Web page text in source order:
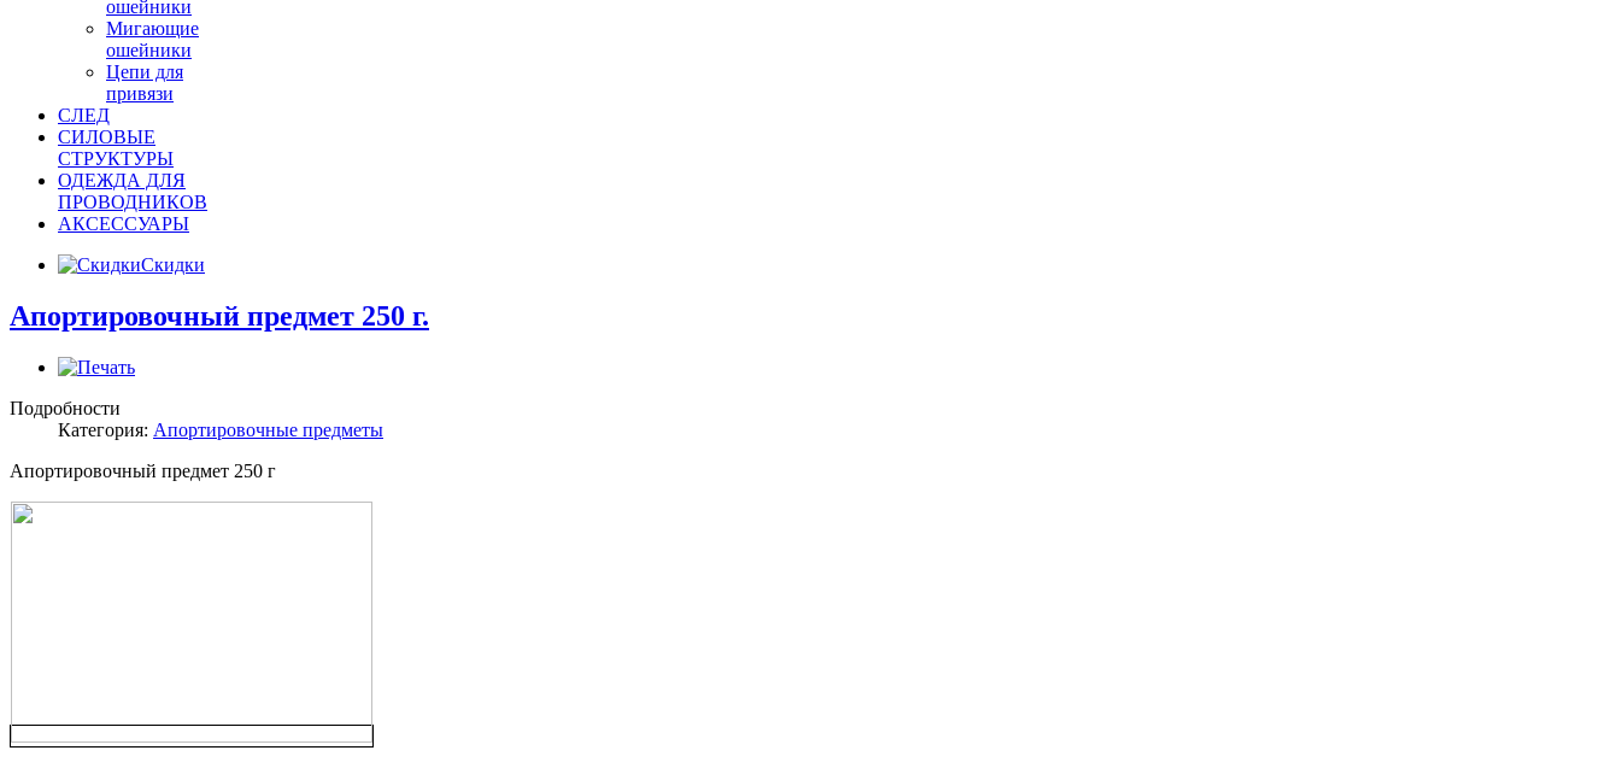
ошейники
Мигающие
ошейники
Цепи для
привязи
СЛЕД
СИЛОВЫЕ
СТРУКТУРЫ
ОДЕЖДА ДЛЯ
ПРОВОДНИКОВ
АКСЕССУАРЫ
Скидки
Апортировочный предмет 250 г.
Подробности
Категория: Апортировочные предметы
Апортировочный предмет 250 г